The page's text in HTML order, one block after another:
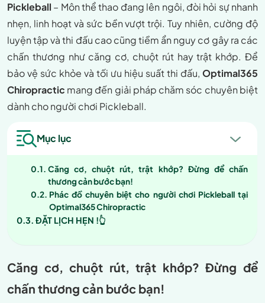
Pickleball – Môn thể thao đang lên ngôi, đòi hỏi sự nhanh
nhẹn, linh hoạt và sức bền vượt trội. Tuy nhiên, cường độ
luyện tập và thi đấu cao cũng tiềm ẩn nguy cơ gây ra các
chấn thương như căng cơ, chuột rút hay trật khớp. Để
bảo vệ sức khỏe và tối ưu hiệu suất thi đấu, Optimal365
Chiropractic mang đến giải pháp chăm sóc chuyên biệt
dành cho người chơi Pickleball.
Mục lục
Căng cơ, chuột rút, trật khớp? Đừng để chấn
thương cản bước bạn!
Phác đồ chuyên biệt cho người chơi Pickleball tại
Optimal365 Chiropractic
ĐẶT LỊCH HẸN !👆
Căng cơ, chuột rút, trật khớp? Đừng để
chấn thương cản bước bạn!